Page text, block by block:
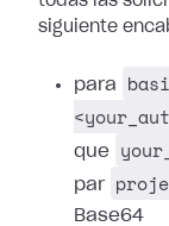
siguiente
para
que
par
Base64